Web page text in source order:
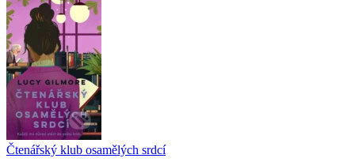
Čtenářský klub osamělých srdcí